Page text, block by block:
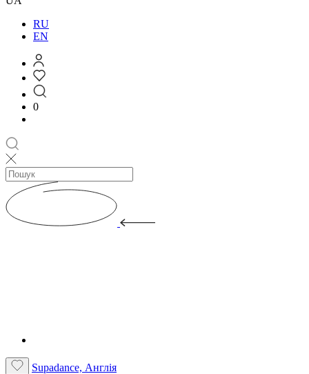
RU
EN
0
Supadance, Англія